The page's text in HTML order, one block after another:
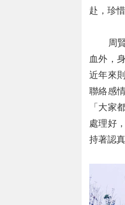
赴，珍惜
周賢
血外，
近年來
聯絡感
「大家
處理好
持著認